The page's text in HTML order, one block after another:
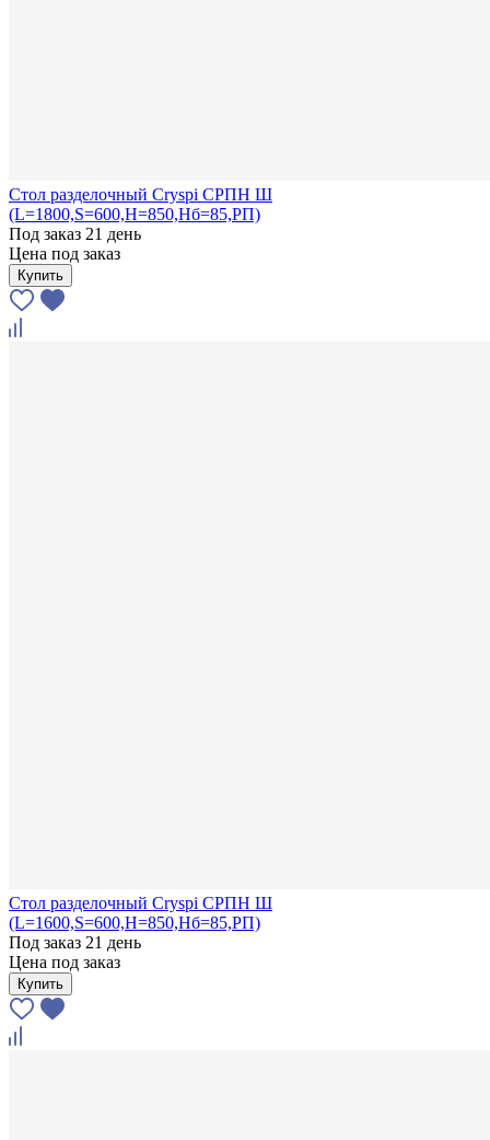
Стол разделочный Cryspi СРПН Ш
(L=1800,S=600,H=850,Hб=85,РП)
Под заказ 21 день
Цена под заказ
Купить
Стол разделочный Cryspi СРПН Ш
(L=1600,S=600,H=850,Hб=85,РП)
Под заказ 21 день
Цена под заказ
Купить